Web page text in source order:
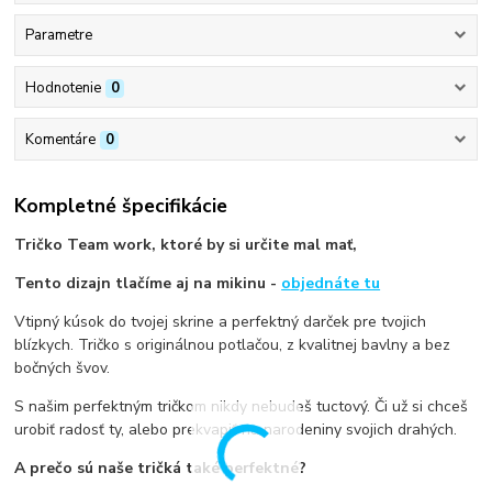
Parametre
Hodnotenie 0
Komentáre 0
Kompletné špecifikácie
Tričko Team work, ktoré by si určite mal mať,
Tento dizajn tlačíme aj na mikinu - objednáte tu
Vtipný kúsok do tvojej skrine a perfektný darček pre tvojich
blízkych. Tričko s originálnou potlačou, z kvalitnej bavlny a bez
bočných švov.
S našim perfektným tričkom nikdy nebudeš tuctový. Či už si chceš
urobiť radosť ty, alebo prekvapiť na narodeniny svojich drahých.
A prečo sú naše tričká také perfektné?